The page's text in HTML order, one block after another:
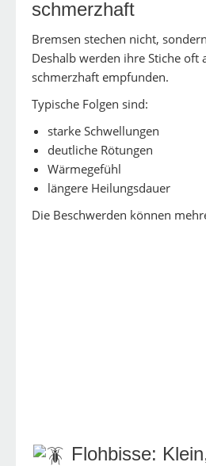
schmerzhaft
Bremsen stechen nicht,
Deshalb werden ihre Stiche oft
schmerzhaft empfunden.
Typische Folgen sind:
starke Schwellungen
deutliche Rötungen
Wärmegefühl
längere Heilungsdauer
Die Beschwerden können
Flohbisse: